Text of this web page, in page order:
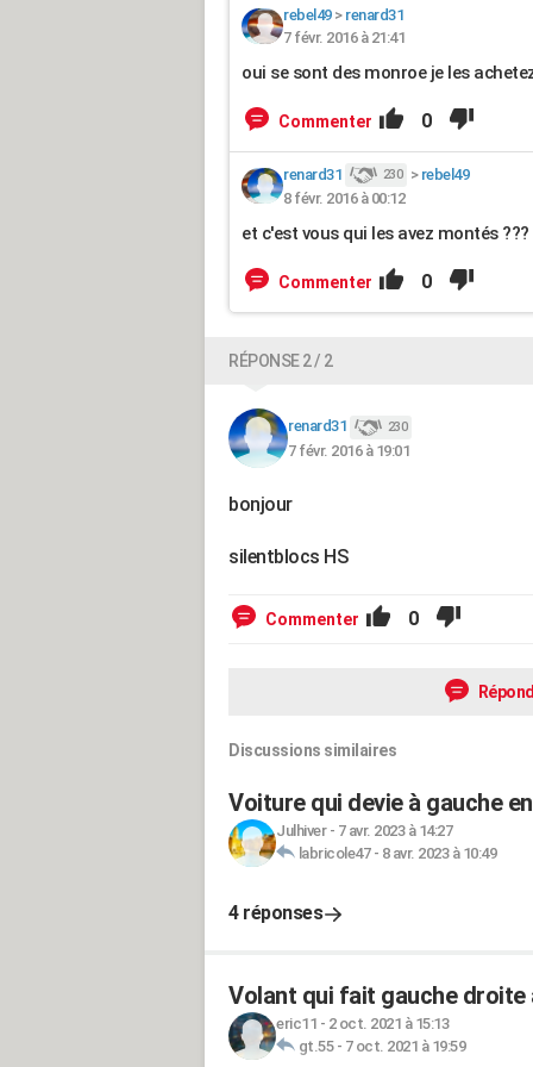
rebel49> renard31
7 févr. 2016 à 21:41
oui se sont des monroe je les
Commenter 0
renard31 230 > rebel49
8 févr. 2016 à 00:12
et c'est vous qui les avez montés ???
Commenter 0
RÉPONSE 2 / 2
renard31 230
7 févr. 2016 à 19:01
bonjour
silentblocs HS
Commenter 0
Discussions similaires
Voiture qui devie à gauche
Julhiver- 7 avr. 2023 à 14:27
labricole47- 8 avr. 2023 à 10:49
4 réponses
Volant qui fait gauche
eric11 - 2 oct. 2021 à 15:13
gt.55- 7 oct. 2021 à 19:59